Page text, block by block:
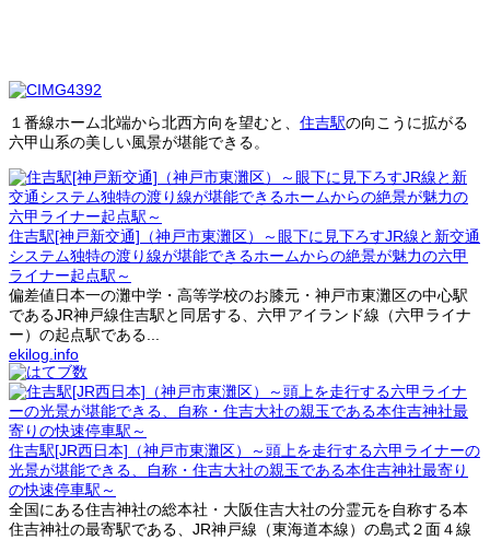
１番線ホーム北端から北西方向を望むと、 住吉駅の向こうに拡がる
六甲山系の美しい風景が堪能できる。
住吉駅[神戸新交通]（神戸市東灘区）～眼下に見下ろすJR線と新交通
システム独特の渡り線が堪能できるホームからの絶景が魅力の六甲
ライナー起点駅～
偏差値日本一の灘中学・高等学校のお膝元・神戸市東灘区の中心駅
であるJR神戸線住吉駅と同居する、六甲アイランド線（六甲ライナ
ー）の起点駅である...
ekilog.info
住吉駅[JR西日本]（神戸市東灘区）～頭上を走行する六甲ライナーの
光景が堪能できる、自称・住吉大社の親玉である本住吉神社最寄り
の快速停車駅～
全国にある住吉神社の総本社・大阪住吉大社の分霊元を自称する本
住吉神社の最寄駅である、JR神戸線（東海道本線）の島式２面４線